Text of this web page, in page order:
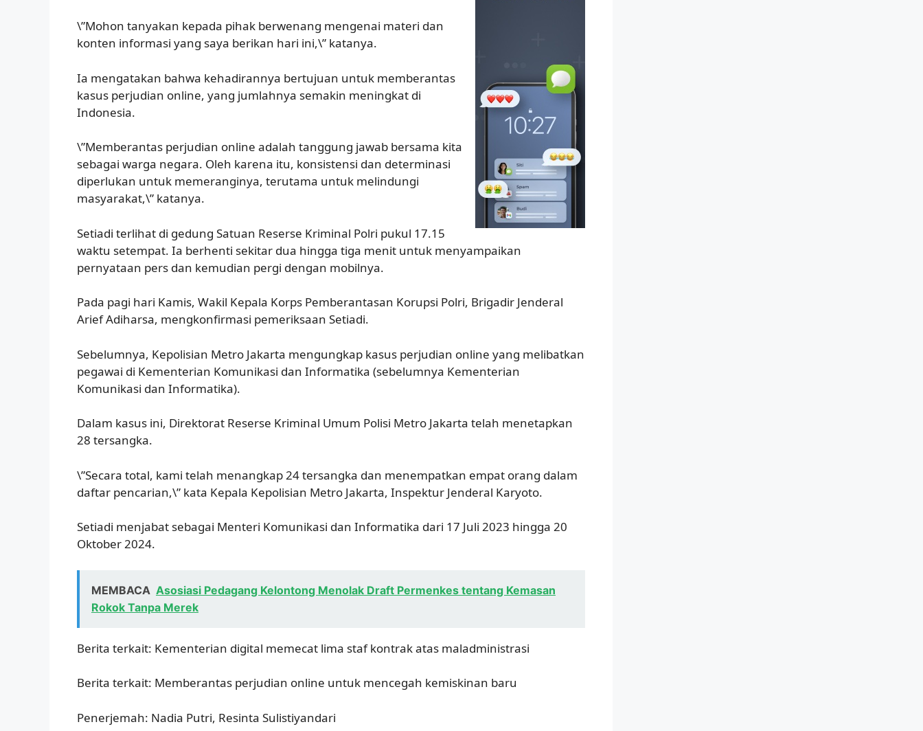
\”Mohon tanyakan kepada pihak berwenang mengenai materi dan
konten informasi yang saya berikan hari ini,\” katanya.
Ia mengatakan bahwa kehadirannya bertujuan untuk memberantas
kasus perjudian online, yang jumlahnya semakin meningkat di
Indonesia.
\”Memberantas perjudian online adalah tanggung jawab bersama kita
sebagai warga negara. Oleh karena itu, konsistensi dan determinasi
diperlukan untuk memeranginya, terutama untuk melindungi
masyarakat,\” katanya.
Setiadi terlihat di gedung Satuan Reserse Kriminal Polri pukul 17.15
waktu setempat. Ia berhenti sekitar dua hingga tiga menit untuk menyampaikan
pernyataan pers dan kemudian pergi dengan mobilnya.
Pada pagi hari Kamis, Wakil Kepala Korps Pemberantasan Korupsi Polri, Brigadir Jenderal
Arief Adiharsa, mengkonfirmasi pemeriksaan Setiadi.
Sebelumnya, Kepolisian Metro Jakarta mengungkap kasus perjudian online yang melibatkan
pegawai di Kementerian Komunikasi dan Informatika (sebelumnya Kementerian
Komunikasi dan Informatika).
Dalam kasus ini, Direktorat Reserse Kriminal Umum Polisi Metro Jakarta telah menetapkan
28 tersangka.
\”Secara total, kami telah menangkap 24 tersangka dan menempatkan empat orang dalam
daftar pencarian,\” kata Kepala Kepolisian Metro Jakarta, Inspektur Jenderal Karyoto.
Setiadi menjabat sebagai Menteri Komunikasi dan Informatika dari 17 Juli 2023 hingga 20
Oktober 2024.
MEMBACA Asosiasi Pedagang Kelontong Menolak Draft Permenkes tentang Kemasan
Rokok Tanpa Merek
Berita terkait: Kementerian digital memecat lima staf kontrak atas maladministrasi
Berita terkait: Memberantas perjudian online untuk mencegah kemiskinan baru
Penerjemah: Nadia Putri, Resinta Sulistiyandari